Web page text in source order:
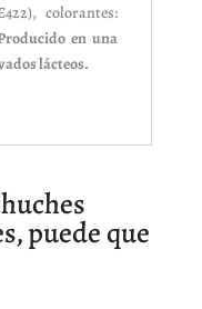
colorantes:
en una
lácteos.
puede que